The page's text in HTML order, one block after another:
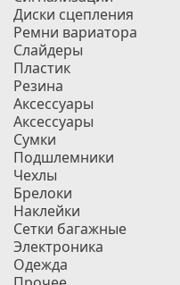
Диски сцепления
Ремни вариатора
Слайдеры
Пластик
Резина
Аксессуары
Аксессуары
Сумки
Подшлемники
Чехлы
Брелоки
Наклейки
Сетки багажные
Электроника
Одежда